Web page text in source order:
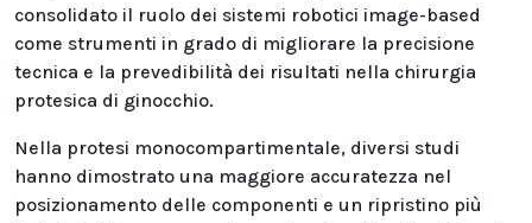
consolidato il ruolo dei sistemi robotici image-based
come strumenti in grado di migliorare la precisione
tecnica e la prevedibilità dei risultati nella chirurgia
protesica di ginocchio.
Nella protesi monocompartimentale, diversi studi
hanno dimostrato una maggiore accuratezza nel
posizionamento delle componenti e un ripristino più